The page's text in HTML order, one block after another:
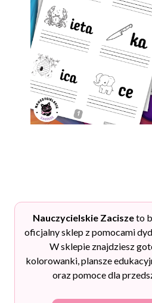
Nauczycielskie Zaciszeto
oficjalny sklep z pomocami
W sklepie znajdziesz
kolorowanki, plansze
oraz pomoce dla